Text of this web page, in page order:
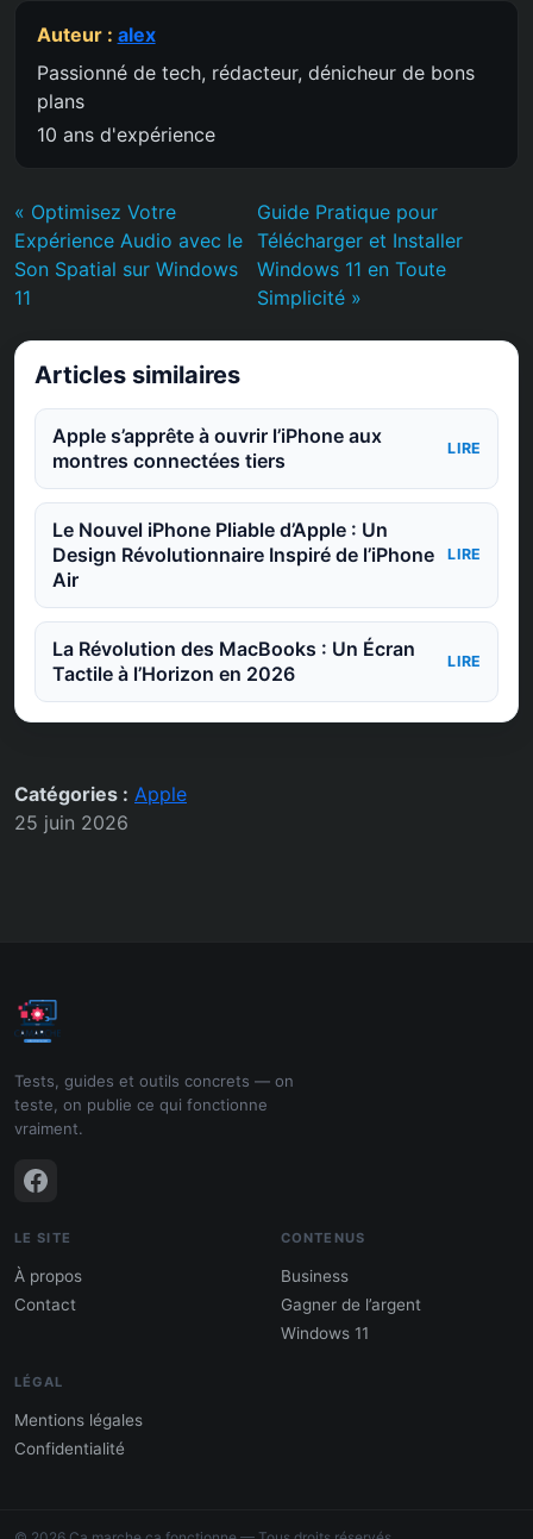
Auteur : alex
Passionné de tech, rédacteur, dénicheur de bons
plans
10 ans d'expérience
« Optimisez Votre
Expérience Audio avec le
Son Spatial sur Windows
11
Guide Pratique pour
Télécharger et Installer
Windows 11 en Toute
Simplicité »
Articles similaires
Apple s’apprête à ouvrir l’iPhone aux
montres connectées tiers
LIRE
Le Nouvel iPhone Pliable d’Apple : Un
Design Révolutionnaire Inspiré de l’iPhone
Air
LIRE
La Révolution des MacBooks : Un Écran
Tactile à l’Horizon en 2026
LIRE
Catégories : Apple
25 juin 2026
Tests, guides et outils concrets — on
teste, on publie ce qui fonctionne
vraiment.
LE SITE
À propos
Contact
CONTENUS
Business
Gagner de l’argent
Windows 11
LÉGAL
Mentions légales
Confidentialité
l'argent